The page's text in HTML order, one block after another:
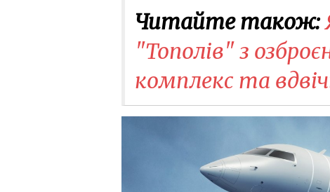
Читайте також:
"Тополів" з
комплекс та